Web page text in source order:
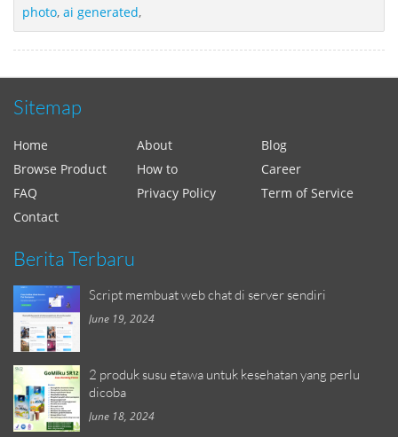
photo, ai generated,
Sitemap
Home About
Blog
Browse Product
How to
Career
FAQ
Privacy Policy
Term of Service
Contact
Berita Terbaru
Script membuat web chat di server sendiri
June 19, 2024
2 produk susu etawa untuk kesehatan yang perlu
dicoba
June 18, 2024